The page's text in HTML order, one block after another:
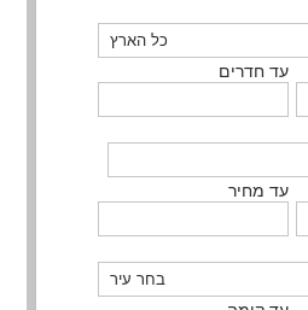
עד חדרים
עד מחיר